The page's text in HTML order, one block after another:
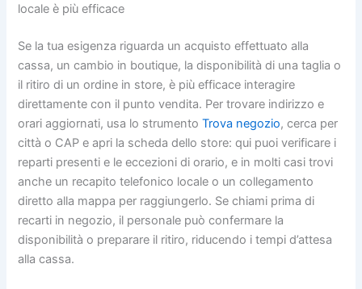
locale è più efficace
Se la tua esigenza riguarda un acquisto effettuato alla
cassa, un cambio in boutique, la disponibilità di una taglia o
il ritiro di un ordine in store, è più efficace interagire
direttamente con il punto vendita. Per trovare indirizzo e
orari aggiornati, usa lo strumentoTrova negozio, cerca per
città o CAP e apri la scheda dello store: qui puoi verificare i
reparti presenti e le eccezioni di orario, e in molti casi trovi
anche un recapito telefonico locale o un collegamento
diretto alla mappa per raggiungerlo. Se chiami prima di
recarti in negozio, il personale può confermare la
disponibilità o preparare il ritiro, riducendo i tempi d’attesa
alla cassa.